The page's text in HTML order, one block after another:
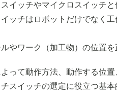
イッチやマイクロスイッチ
ッチはロボットだけでなく
やワーク（加工物）の位置
って動作方法、動作する位
スイッチの選定に役立つ基